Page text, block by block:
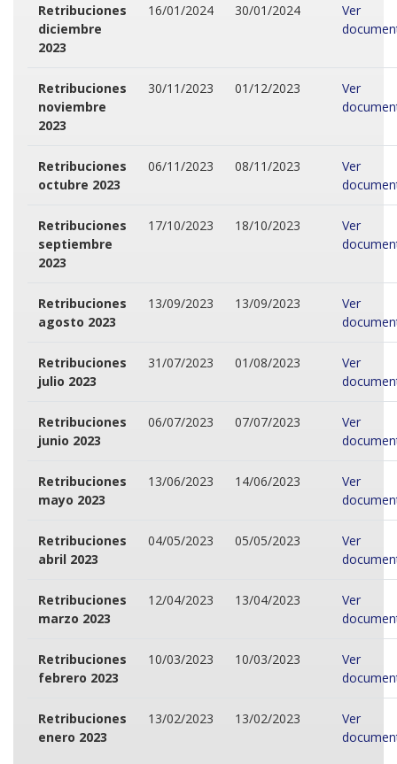
Retribuciones
diciembre
2023
16/01/2024 30/01/2024
Ver
Retribuciones
noviembre
2023
30/11/2023 01/12/2023
Ver
Retribuciones
octubre 2023
06/11/2023 08/11/2023
Ver
Retribuciones
septiembre
2023
17/10/2023 18/10/2023
Ver
Retribuciones
agosto 2023
13/09/2023 13/09/2023
Ver
Retribuciones
julio 2023
31/07/2023 01/08/2023
Ver
Retribuciones
junio 2023
06/07/2023 07/07/2023
Ver
Retribuciones
mayo 2023
13/06/2023 14/06/2023
Ver
Retribuciones
abril 2023
04/05/2023 05/05/2023
Ver
Retribuciones
marzo 2023
12/04/2023 13/04/2023
Ver
Retribuciones
febrero 2023
10/03/2023 10/03/2023
Ver
Retribuciones
enero 2023
13/02/2023 13/02/2023
Ver